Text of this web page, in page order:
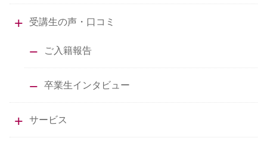
受講生の声・口コミ
ご入籍報告
卒業生インタビュー
サービス